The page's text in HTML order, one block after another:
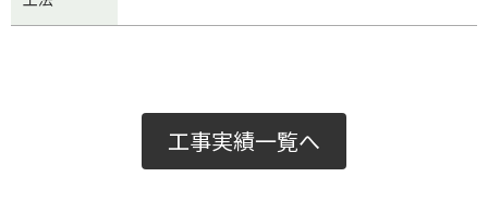
工事実績一覧へ